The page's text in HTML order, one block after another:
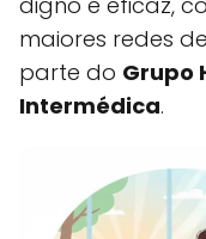
maiores redes
parte do Grupo
Intermédica.